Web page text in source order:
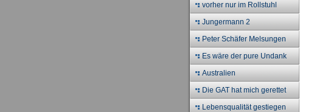
vorher nur im Rollstuhl
Jungermann 2
Peter Schäfer Melsungen
Es wäre der pure Undank
Australien
Die GAT hat mich gerettet
Lebensqualität gestiegen